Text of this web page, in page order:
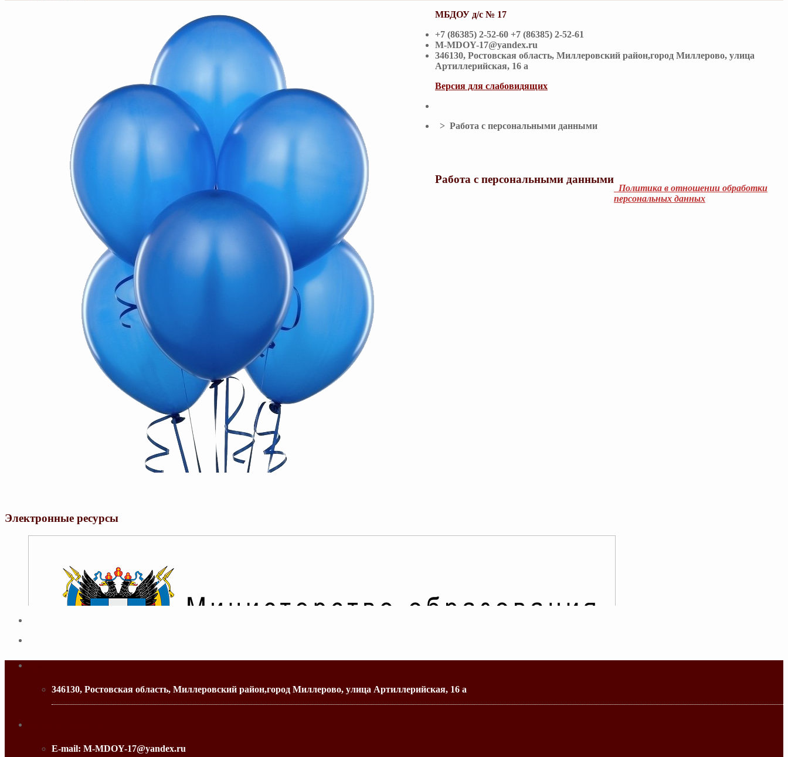
МБДОУ д/с № 17
+7 (86385) 2-52-60 +7 (86385) 2-52-61
M-MDOY-17@yandex.ru
346130, Ростовская область, Миллеровский район,город Миллерово, улица
Артиллерийская, 16 а
Версия для слабовидящих
> Работа с персональными данными
Работа с персональными данными
Политика в отношении обработки
персональных данных
Электронные ресурсы
346130, Ростовская область, Миллеровский район,город Миллерово, улица Артиллерийская, 16 а
E-mail: M-MDOY-17@yandex.ru